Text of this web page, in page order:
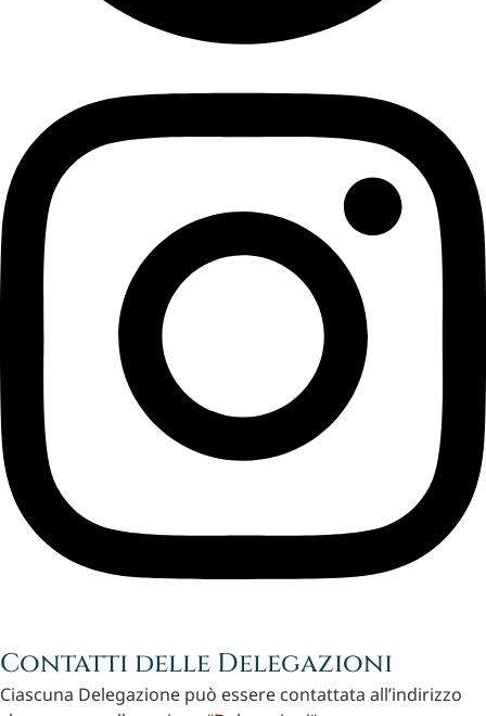
Contatti delle Delegazioni
Ciascuna Delegazione può essere contattata all’indirizzo